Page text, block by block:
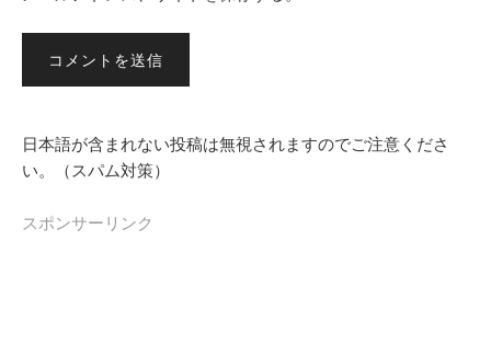
日本語が含まれない投稿は無視されますのでご注意くださ
い。（スパム対策）
スポンサーリンク